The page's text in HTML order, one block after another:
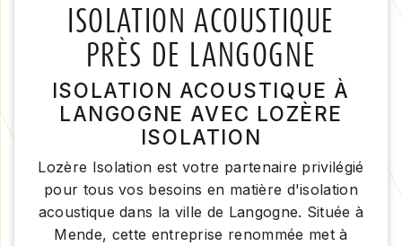
ISOLATION ACOUSTIQUE
PRÈS DE LANGOGNE
ISOLATION ACOUSTIQUE À
LANGOGNE AVEC LOZÈRE
ISOLATION
Lozère Isolation est votre partenaire privilégié
pour tous vos besoins en matière d'isolation
acoustique dans la ville de Langogne. Située à
Mende, cette entreprise renommée met à